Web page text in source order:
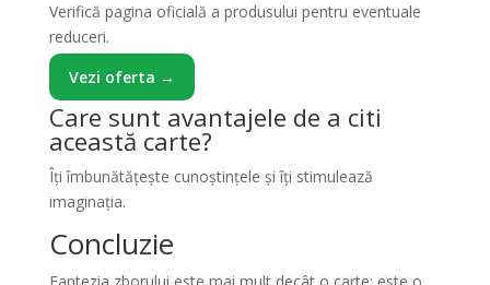
Verifică pagina oficială a produsului pentru eventuale
reduceri.
Vezi oferta →
Care sunt avantajele de a citi
această carte?
Îți îmbunătățește cunoștințele și îți stimulează
imaginația.
Concluzie